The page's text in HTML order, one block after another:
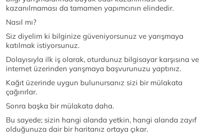
kazanılmaması da tamamen yapımcının elindedir.
Nasıl mı?
Siz diyelim ki bilginize güveniyorsunuz ve yarışmaya
katılmak istiyorsunuz.
Dolayısıyla ilk iş olarak, oturdunuz bilgisayar karşısına ve
internet üzerinden yarışmaya başvurunuzu yaptınız.
Kağıt üzerinde uygun bulunursanız sizi bir mülakata
çağırırlar.
Sonra başka bir mülakata daha.
Bu sayede; sizin hangi alanda yetkin, hangi alanda zayıf
olduğunuza dair bir haritanız ortaya çıkar.